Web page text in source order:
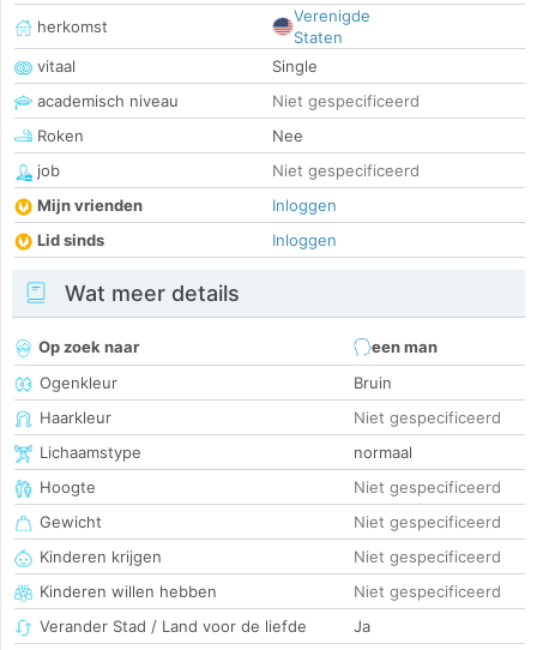
herkomst
Verenigde
Staten
vitaal
Single
academisch niveau
Niet gespecificeerd
Roken
Nee
job
Niet gespecificeerd
Mijn vrienden
Inloggen
Lid sinds
Inloggen
Wat meer details
Op zoek naar
een man
Ogenkleur
Bruin
Haarkleur
Niet gespecificeerd
Lichaamstype
normaal
Hoogte
Niet gespecificeerd
Gewicht
Niet gespecificeerd
Kinderen krijgen
Niet gespecificeerd
Kinderen willen hebben
Niet gespecificeerd
Verander Stad / Land voor de liefde
Ja